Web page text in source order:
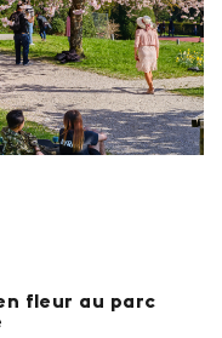
fleur au parc